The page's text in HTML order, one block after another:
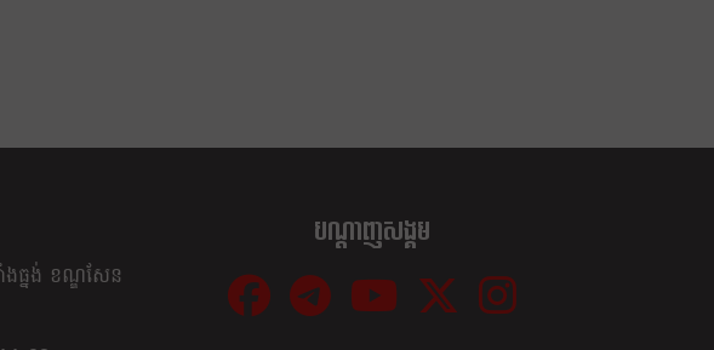
ធ្នង់ ខណ្ឌសែន
បណ្ដាញសង្គម